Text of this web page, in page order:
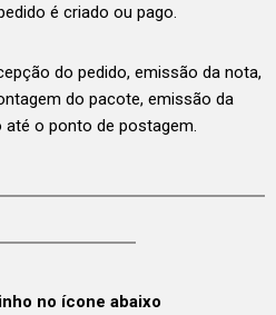
é criado ou pago.
do pedido, emissão da nota,
do pacote, emissão da
o ponto de postagem.
no ícone abaixo